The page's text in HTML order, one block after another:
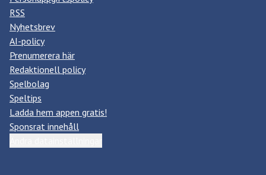
RSS
Nyhetsbrev
AI-policy
Prenumerera här
Redaktionell policy
Spelbolag
Speltips
Ladda hem appen gratis!
Sponsrat innehåll